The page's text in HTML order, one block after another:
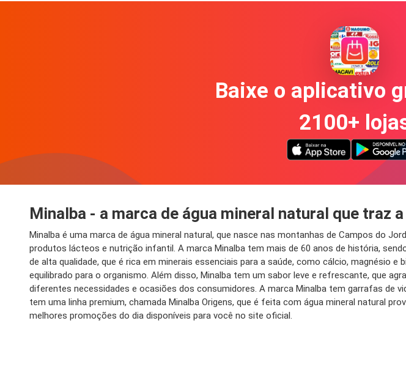
Baixe o aplicativo
2100+
Minalba - a marca de água mineral natural que traz
Minalba é uma marca de água mineral natural, que nasce nas montanhas de Campos do
produtos lácteos e nutrição infantil. A marca Minalba tem mais de 60 anos de história,
de alta qualidade, que é rica em minerais essenciais para a saúde, como cálcio, magnésio
equilibrado para o organismo. Além disso, Minalba tem um sabor leve e refrescante, que
diferentes necessidades e ocasiões dos consumidores. A marca Minalba tem garrafas de
tem uma linha premium, chamada Minalba Origens, que é feita com água mineral natural
melhores promoções do dia disponíveis para você no site oficial.